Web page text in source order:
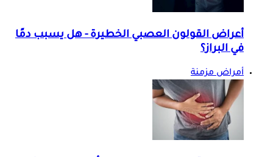
أعراض القولون العصبي الخطيرة - هل يسبب دمًا
في البراز؟
أمراض مزمنة